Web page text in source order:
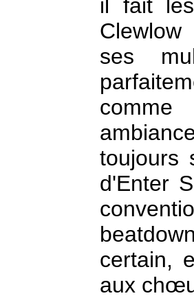
il fait
ses
toujours
d'Enter
certain,
aux